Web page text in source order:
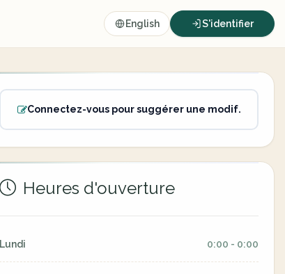
English S'identifier
Connectez-vous pour suggérer une modif.
Heures d'ouverture
Lundi 0:00 - 0:00